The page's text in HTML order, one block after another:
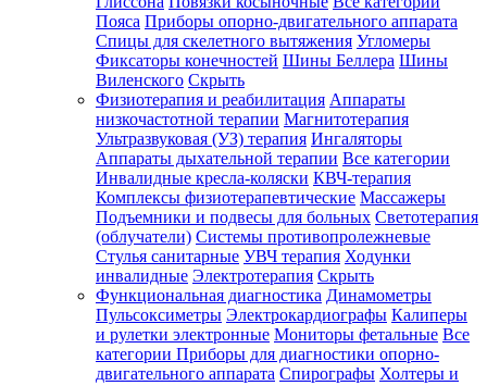
Пояса Приборы опорно-двигательного аппарата
Спицы для скелетного вытяжения Угломеры
Фиксаторы конечностей Шины Беллера Шины
Виленского Скрыть
Физиотерапия и реабилитация Аппараты
низкочастотной терапии Магнитотерапия
Ультразвуковая (УЗ) терапия Ингаляторы
Аппараты дыхательной терапии Все категории
Инвалидные кресла-коляски КВЧ-терапия
Комплексы физиотерапевтические Массажеры
Подъемники и подвесы для больных Светотерапия
(облучатели) Системы противопролежневые
Стулья санитарные УВЧ терапия Ходунки
инвалидные Электротерапия Скрыть
Функциональная диагностика Динамометры
Пульсоксиметры Электрокардиографы Калиперы
и рулетки электронные Мониторы фетальные Все
категории Приборы для диагностики опорно-
двигательного аппарата Спирографы Холтеры и